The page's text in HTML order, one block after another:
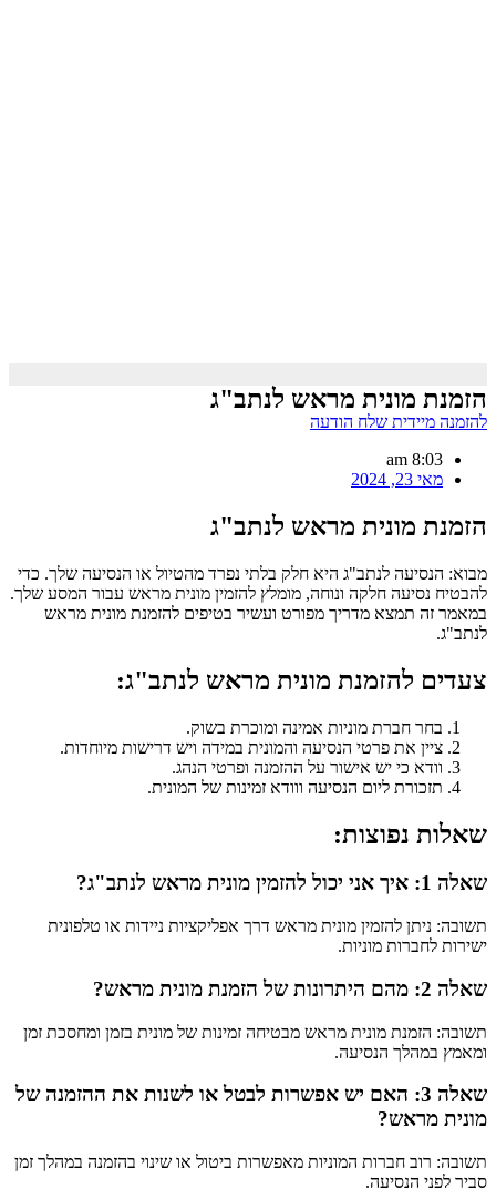
הזמנת מונית מראש לנתב"ג
להזמנה מיידית שלח הודעה
8:03 am
מאי 23, 2024
הזמנת מונית מראש לנתב"ג
מבוא: הנסיעה לנתב"ג היא חלק בלתי נפרד מהטיול או הנסיעה שלך. כדי
להבטיח נסיעה חלקה ונוחה, מומלץ להזמין מונית מראש עבור המסע שלך.
במאמר זה תמצא מדריך מפורט ועשיר בטיפים להזמנת מונית מראש
לנתב"ג.
צעדים להזמנת מונית מראש לנתב"ג:
בחר חברת מוניות אמינה ומוכרת בשוק.
ציין את פרטי הנסיעה והמונית במידה ויש דרישות מיוחדות.
וודא כי יש אישור על ההזמנה ופרטי הנהג.
תזכורת ליום הנסיעה ווודא זמינות של המונית.
שאלות נפוצות:
שאלה 1: איך אני יכול להזמין מונית מראש לנתב"ג?
תשובה: ניתן להזמין מונית מראש דרך אפליקציות ניידות או טלפונית
ישירות לחברות מוניות.
שאלה 2: מהם היתרונות של הזמנת מונית מראש?
תשובה: הזמנת מונית מראש מבטיחה זמינות של מונית בזמן ומחסכת זמן
ומאמץ במהלך הנסיעה.
שאלה 3: האם יש אפשרות לבטל או לשנות את ההזמנה של
מונית מראש?
תשובה: רוב חברות המוניות מאפשרות ביטול או שינוי בהזמנה במהלך זמן
סביר לפני הנסיעה.